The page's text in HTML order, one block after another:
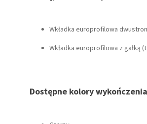
Wkładka europrofilowa
Wkładka europrofilowa z gałką
Dostępne kolory